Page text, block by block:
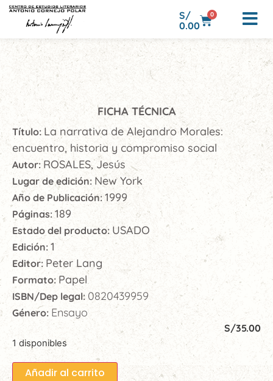
S/
0.00
0
FICHA TÉCNICA
Título: La narrativa de Alejandro Morales:
encuentro, historia y compromiso social
Autor: ROSALES, Jesús
Lugar de edición: New York
Año de Publicación:1999
Páginas: 189
Estado del producto: USADO
Edición: 1
Editor: Peter Lang
Formato: Papel
ISBN/Dep legal: 0820439959
Género: Ensayo
S/35.00
1 disponibles
Añadir al carrito